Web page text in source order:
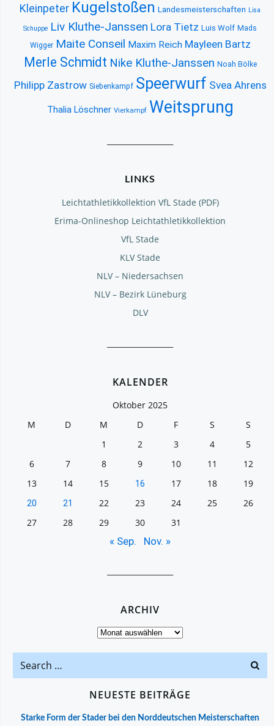
Kleinpeter Kugelstoßen Landesmeisterschaften Lisa
Schuppe Liv Kluthe-Janssen Lora Tietz Luis Wolf Mads
Wigger Maite Conseil Maxim Reich Mayleen Bartz
Merle Schmidt Nike Kluthe-Janssen Noah Bölke
Philipp Zastrow Siebenkampf Speerwurf Svea Ahrens
Thalia Löschner Vierkampf Weitsprung
LINKS
Leichtathletikkollektion VfL Stade (PDF)
Erima-Onlineshop Leichtathletikkollektion
VfL Stade
KLV Stade
NLV – Niedersachsen
NLV – Bezirk Lüneburg
DLV
KALENDER
Oktober 2025
M
D M D F S
S
1
2 3 4
5
6
7 8 9 10 11
12
13
14 15 16 17 18 19
20 21 22 23 24 25
26
27
28 29 30 31
« Sep. Nov. »
ARCHIV
Archiv
Search
for:
NEUESTE BEITRÄGE
Starke Form der Stader bei den Norddeutschen Meisterschaften